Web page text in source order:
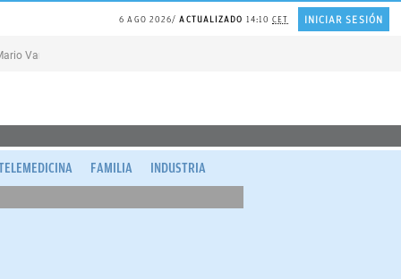
6 AGO 2026 ACTUALIZADO 14:10CET INICIAR SESIÓN
Vargas Llosa
FAMILIA
INDUSTRIA